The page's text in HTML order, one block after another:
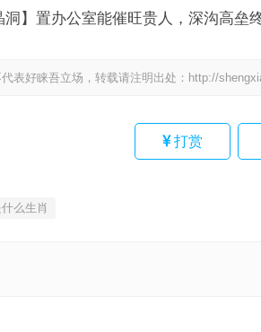
洞】置办公室能催旺贵人，深沟高垒
表好睐吾立场，转载请注明出处： http://
打赏
么生肖